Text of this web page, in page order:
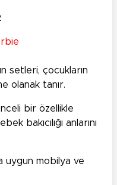
setleri, çocukların
olanak tanır.
bir özellikle
bakıcılığı anlarını
uygun mobilya ve